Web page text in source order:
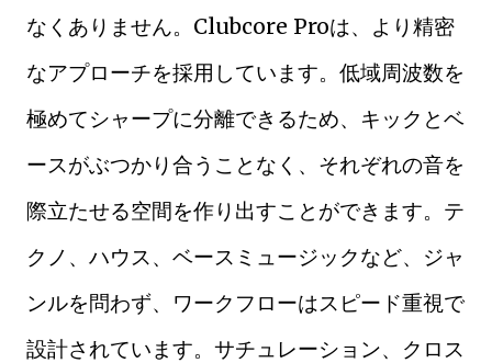
なくありません。Clubcore Proは、より精密
なアプローチを採用しています。低域周波数を
極めてシャープに分離できるため、キックとベ
ースがぶつかり合うことなく、それぞれの音を
際立たせる空間を作り出すことができます。テ
クノ、ハウス、ベースミュージックなど、ジャ
ンルを問わず、ワークフローはスピード重視で
設計されています。サチュレーション、クロス